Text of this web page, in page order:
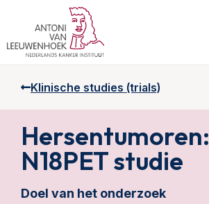
Klinische studies (trials)
Hersentumoren:
N18PET studie
Doel van het onderzoek